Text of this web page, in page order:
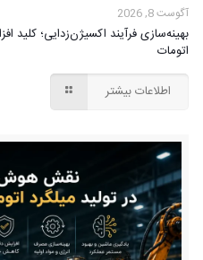
آگوست 8, 2026
بهینه‌سازی فرآیند اکسیژن‌زدایی؛
اتومات
اطلاعات بیشتر